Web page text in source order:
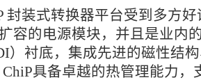
封装式转换器平台受到多方
容的电源模块，并且是业内
）衬底，集成先进的磁性结
具备卓越的热管理能力，